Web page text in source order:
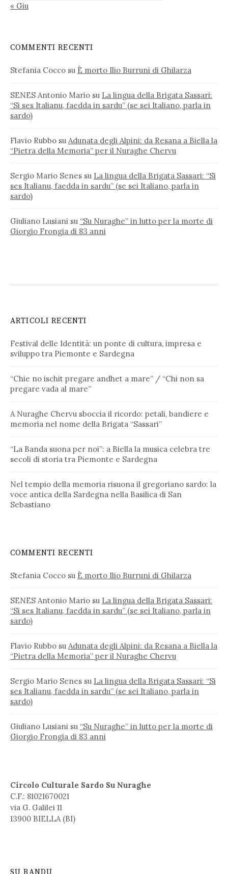
« Giu
COMMENTI RECENTI
Stefania Cocco su È morto Ilio Burruni di Ghilarza
SENES Antonio Mario su La lingua della Brigata Sassari:
“Si ses Italianu, faedda in sardu” (se sei Italiano, parla in
sardo)
Flavio Rubbo su Adunata degli Alpini: da Resana a Biella la
“Pietra della Memoria” per il Nuraghe Chervu
Sergio Mario Senes su La lingua della Brigata Sassari: “Si
ses Italianu, faedda in sardu” (se sei Italiano, parla in
sardo)
Giuliano Lusiani su “Su Nuraghe” in lutto per la morte di
Giorgio Frongia di 83 anni
ARTICOLI RECENTI
Festival delle Identità: un ponte di cultura, impresa e
sviluppo tra Piemonte e Sardegna
“Chie no ischit pregare andhet a mare” / “Chi non sa
pregare vada al mare”
A Nuraghe Chervu sboccia il ricordo: petali, bandiere e
memoria nel nome della Brigata “Sassari”
“La Banda suona per noi”: a Biella la musica celebra tre
secoli di storia tra Piemonte e Sardegna
Nel tempio della memoria risuona il gregoriano sardo: la
voce antica della Sardegna nella Basilica di San
Sebastiano
COMMENTI RECENTI
Stefania Cocco su È morto Ilio Burruni di Ghilarza
SENES Antonio Mario su La lingua della Brigata Sassari:
“Si ses Italianu, faedda in sardu” (se sei Italiano, parla in
sardo)
Flavio Rubbo su Adunata degli Alpini: da Resana a Biella la
“Pietra della Memoria” per il Nuraghe Chervu
Sergio Mario Senes su La lingua della Brigata Sassari: “Si
ses Italianu, faedda in sardu” (se sei Italiano, parla in
sardo)
Giuliano Lusiani su “Su Nuraghe” in lutto per la morte di
Giorgio Frongia di 83 anni
Circolo Culturale Sardo Su Nuraghe
C.F.: 81021670021
via G. Galilei 11
13900 BIELLA (BI)